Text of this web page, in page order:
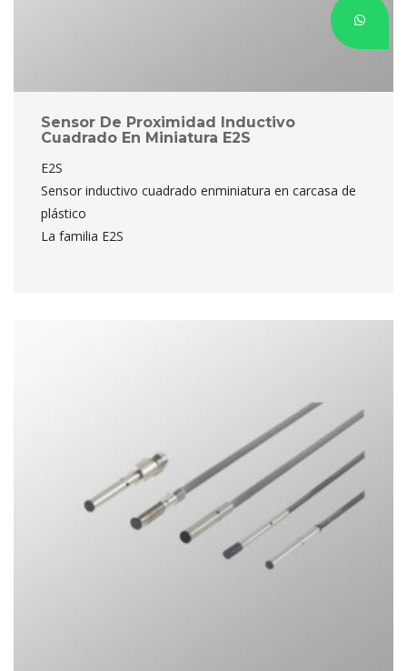
Sensor De Proximidad Inductivo
Cuadrado En Miniatura E2S
E2S
Sensor inductivo cuadrado enminiatura en carcasa de
plástico
La familia E2S